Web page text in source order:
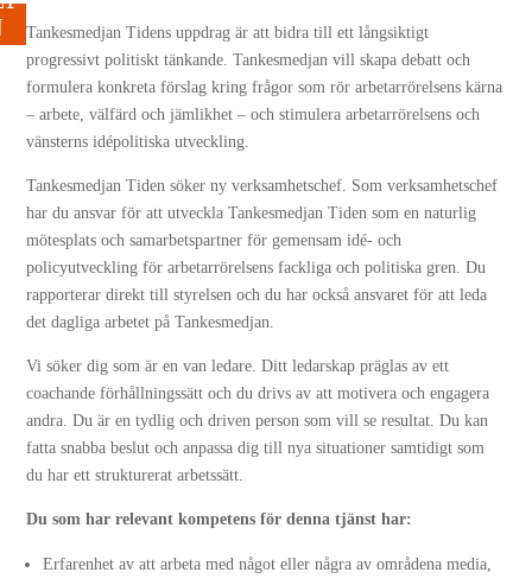
Tankesmedjan Tidens uppdrag är att bidra till ett långsiktigt
progressivt politiskt tänkande. Tankesmedjan vill skapa debatt och
formulera konkreta förslag kring frågor som rör arbetarrörelsens kärna
– arbete, välfärd och jämlikhet – och stimulera arbetarrörelsens och
vänsterns idépolitiska utveckling.
Tankesmedjan Tiden söker ny verksamhetschef. Som verksamhetschef
har du ansvar för att utveckla Tankesmedjan Tiden som en naturlig
mötesplats och samarbetspartner för gemensam idé- och
policyutveckling för arbetarrörelsens fackliga och politiska gren. Du
rapporterar direkt till styrelsen och du har också ansvaret för att leda
det dagliga arbetet på Tankesmedjan.
Vi söker dig som är en van ledare. Ditt ledarskap präglas av ett
coachande förhållningssätt och du drivs av att motivera och engagera
andra. Du är en tydlig och driven person som vill se resultat. Du kan
fatta snabba beslut och anpassa dig till nya situationer samtidigt som
du har ett strukturerat arbetssätt.
Du som har relevant kompetens för denna tjänst har:
Erfarenhet av att arbeta med något eller några av områdena media,